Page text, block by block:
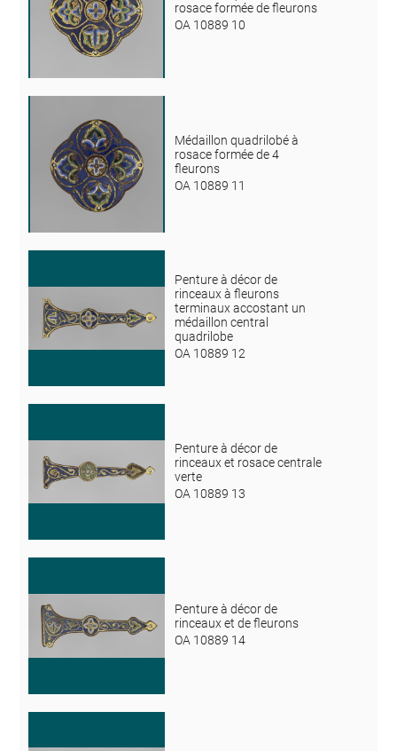
rosace formée de fleurons
OA 10889 10
Médaillon quadrilobé à
rosace formée de 4
fleurons
OA 10889 11
Penture à décor de
rinceaux à fleurons
terminaux accostant un
médaillon central
quadrilobe
OA 10889 12
Penture à décor de
rinceaux et rosace centrale
verte
OA 10889 13
Penture à décor de
rinceaux et de fleurons
OA 10889 14